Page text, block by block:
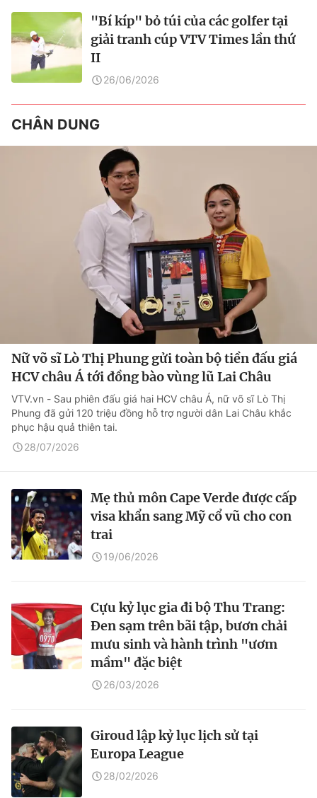
"Bí kíp" bỏ túi của các golfer tại
giải tranh cúp VTV Times lần thứ
II
26/06/2026
CHÂN DUNG
Nữ võ sĩ Lò Thị Phung gửi toàn bộ tiền đấu giá
HCV châu Á tới đồng bào vùng lũ Lai Châu
VTV.vn - Sau phiên đấu giá hai HCV châu Á, nữ võ sĩ Lò Thị
Phung đã gửi 120 triệu đồng hỗ trợ người dân Lai Châu khắc
phục hậu quả thiên tai.
28/07/2026
Mẹ thủ môn Cape Verde được cấp
visa khẩn sang Mỹ cổ vũ cho con
trai
19/06/2026
Cựu kỷ lục gia đi bộ Thu Trang:
Đen sạm trên bãi tập, bươn chải
mưu sinh và hành trình "ươm
mầm" đặc biệt
26/03/2026
Giroud lập kỷ lục lịch sử tại
Europa League
28/02/2026